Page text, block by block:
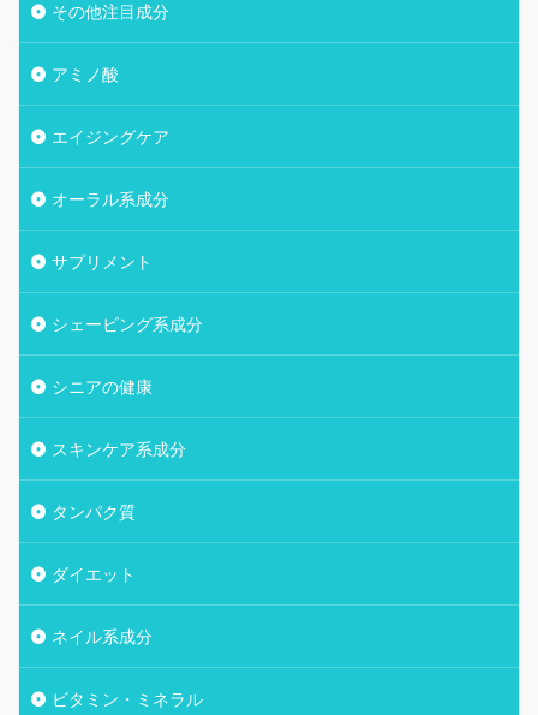
その他注目成分
アミノ酸
エイジングケア
オーラル系成分
サプリメント
シェービング系成分
シニアの健康
スキンケア系成分
タンパク質
ダイエット
ネイル系成分
ビタミン・ミネラル